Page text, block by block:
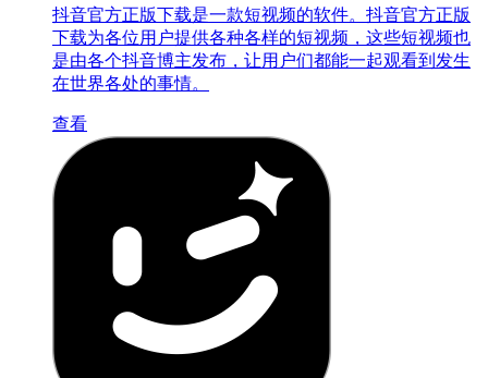
抖音官方正版下载是一款短视频的软件。抖音官方正版
下载为各位用户提供各种各样的短视频，这些短视频也
是由各个抖音博主发布，让用户们都能一起观看到发生
在世界各处的事情。
查看